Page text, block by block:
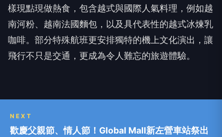
樣現點現做熱食，包含越式與國際人氣料理，例如越
南河粉、越南法國麵包，以及具代表性的越式冰煉乳
咖啡。部分特殊航班更安排獨特的機上文化演出，讓
飛行不只是交通，更成為令人難忘的旅遊體驗。
NEXT
歡慶父親節、情人節！Global Mall新左營車站祭出